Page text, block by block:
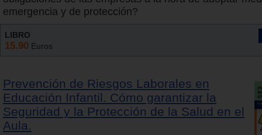
emergencia y de protección?
LIBRO
15.90 Euros
Prevención de Riesgos Laborales en
Educación Infantil. Cómo garantizar la
Seguridad y la Protección de la Salud en el
Aula.